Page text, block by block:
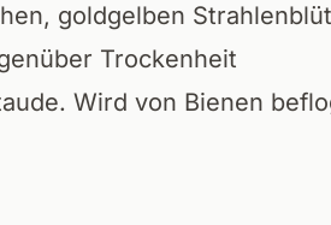
goldgelben
Trockenheit
Wird von Bienen